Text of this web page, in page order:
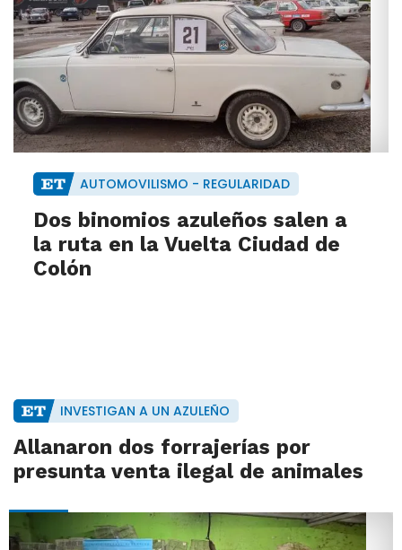
AUTOMOVILISMO - REGULARIDAD
Dos binomios azuleños salen a
la ruta en la Vuelta Ciudad de
Colón
INVESTIGAN A UN AZULEÑO
Allanaron dos forrajerías por
presunta venta ilegal de animales